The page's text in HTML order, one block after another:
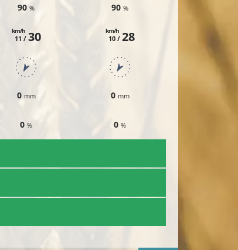
90%
11 /
km/h 30
0 mm
0%
90%
10 /
km/h 28
0 mm
0%
28